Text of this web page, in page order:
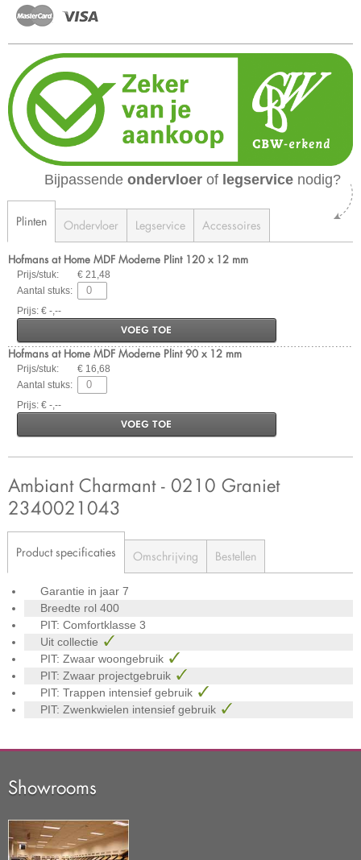
Bijpassende ondervloer of legservice nodig?
Plinten Ondervloer Legservice Accessoires
Hofmans at Home MDF Moderne Plint 120 x 12 mm
Prijs/stuk:
€ 21,48
Aantal stuks:
Prijs: € -,--
VOEG TOE
Hofmans at Home MDF Moderne Plint 90 x 12 mm
Prijs/stuk:
€ 16,68
Aantal stuks:
Prijs: € -,--
VOEG TOE
Ambiant Charmant - 0210 Graniet
2340021043
Product specificaties Omschrijving Bestellen
Garantie in jaar 7
Breedte rol 400
PIT: Comfortklasse 3
Uit collectie
PIT: Zwaar woongebruik
PIT: Zwaar projectgebruik
PIT: Trappen intensief gebruik
PIT: Zwenkwielen intensief gebruik
Showrooms